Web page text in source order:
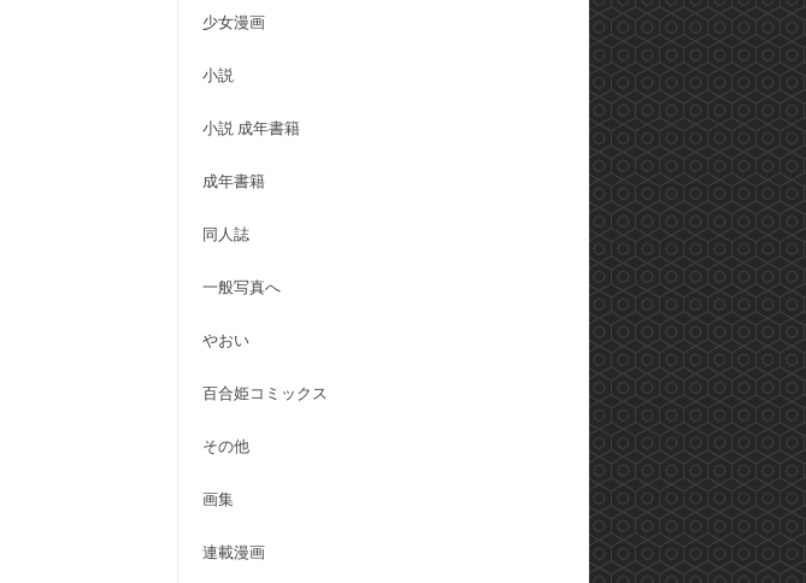
少女漫画
小説
小説 成年書籍
成年書籍
同人誌
一般写真へ
やおい
百合姫コミックス
その他
画集
連載漫画